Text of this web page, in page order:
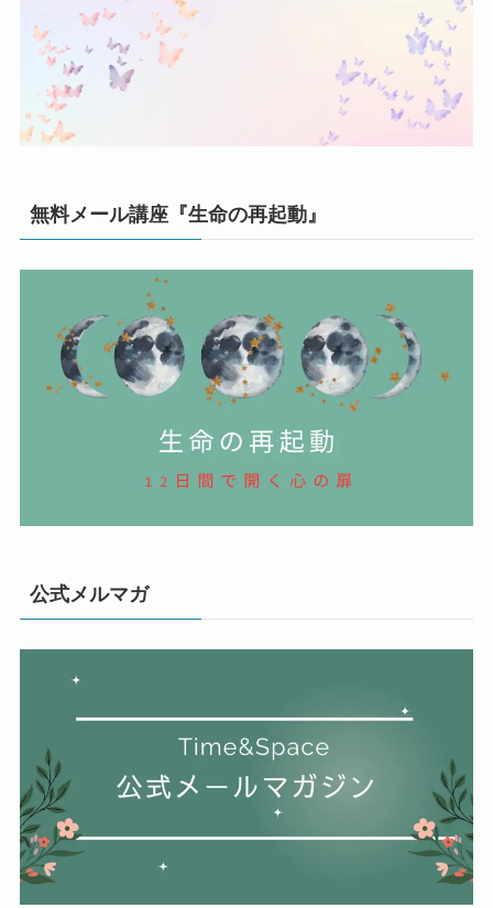
無料メール講座『生命の再起動』
公式メルマガ